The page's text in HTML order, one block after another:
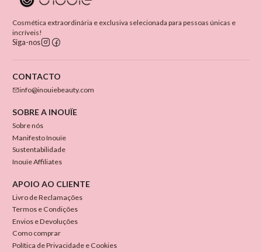
Cosmética extraordinária e exclusiva selecionada para pessoas únicas e
incríveis!
Siga-nos
CONTACTO
info@inouiebeauty.com
SOBRE A INOUÏE
Sobre nós
Manifesto Inouïe
Sustentabilidade
Inouïe Affiliates
APOIO AO CLIENTE
Livro de Reclamações
Termos e Condições
Envios e Devoluções
Como comprar
Política de Privacidade e Cookies